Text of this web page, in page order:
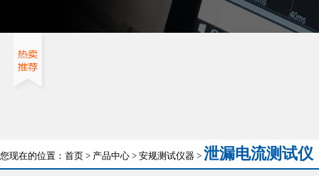
您现在的位置： 首页 > 产品中心 > 安规测试仪器 > 泄漏电流测试仪